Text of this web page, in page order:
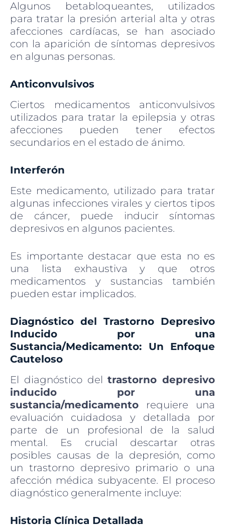
Algunos betabloqueantes, utilizados
para tratar la presión arterial alta y otras
afecciones cardíacas, se han asociado
con la aparición de síntomas depresivos
en algunas personas.
Anticonvulsivos
Ciertos medicamentos anticonvulsivos
utilizados para tratar la epilepsia y otras
afecciones pueden tener efectos
secundarios en el estado de ánimo.
Interferón
Este medicamento, utilizado para tratar
algunas infecciones virales y ciertos tipos
de cáncer, puede inducir síntomas
depresivos en algunos pacientes.
Es importante destacar que esta no es
una lista exhaustiva y que otros
medicamentos y sustancias también
pueden estar implicados.
Diagnóstico del Trastorno Depresivo
Inducido por una
Sustancia/Medicamento: Un Enfoque
Cauteloso
El diagnóstico deltrastorno depresivo
inducido por una
sustancia/medicamento requiere una
evaluación cuidadosa y detallada por
parte de un profesional de la salud
mental. Es crucial descartar otras
posibles causas de la depresión, como
un trastorno depresivo primario o una
afección médica subyacente. El proceso
diagnóstico generalmente incluye:
Historia Clínica Detallada